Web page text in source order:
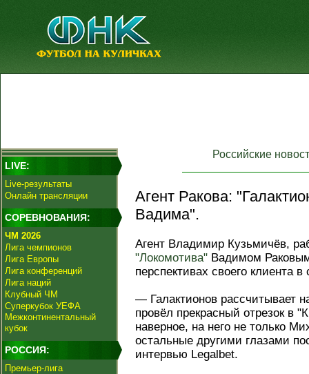
LIVE:
Live-результаты
Онлайн трансляции
СОРЕВНОВАНИЯ:
ЧМ 2026
Лига чемпионов
Лига Европы
Лига конференций
Лига наций
Клубный ЧМ
Суперкубок УЕФА
Межконтинентальный
кубок
РОССИЯ:
Премьер-лига
Российские
Агент Ракова:
Вадима".
Агент Владимир Кузьмичёв,
"Локомотива" Вадимом
перспективах своего клиента
— Галактионов рассчитывает
провёл прекрасный отрезок в
наверное, на него не только
остальные другими глазами
интервью Legalbet.